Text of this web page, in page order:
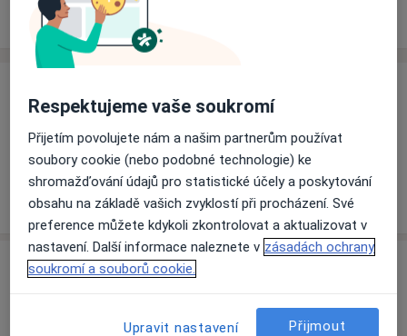
Ceník
Ceník
Informace o službách a cenách nejsou k dispozici
Tento specialista ještě nepřidával žádné informace o
svých službách.
Adresa
Palackého 259, Blovice33601
Respektujeme vaše soukromí
Přijetím povolujete nám a našim partnerům používat
soubory cookie (nebo podobné technologie) ke
shromažďování údajů pro statistické účely a poskytování
obsahu na základě vašich zvyklostí při procházení. Své
preference můžete kdykoli zkontrolovat a aktualizovat v
nastavení. Další informace naleznete v zásadách ochrany
soukromí a souborů cookie.
Upravit nastavení Přijmout